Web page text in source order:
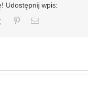
Udostępnij wpis:
Tumblr PinterestEmail